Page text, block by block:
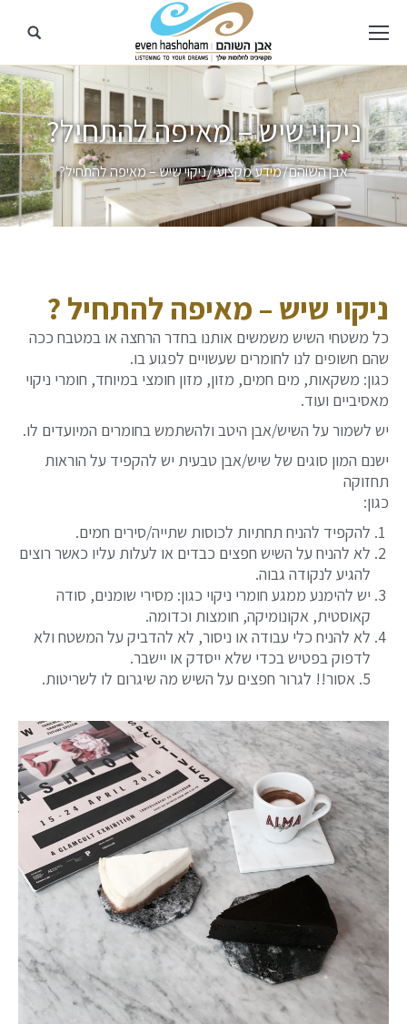
ניקוי שיש – מאיפה להתחיל?
מיקומך כאן אבן השוהם מידע מקצועי ניקוי שיש – מאיפה להתחיל?
ניקוי שיש – מאיפה להתחיל ?
כל משטחי השיש משמשים אותנו בחדר הרחצה או במטבח ככה
שהם חשופים לנו לחומרים שעשויים לפגוע בו.
כגון: משקאות, מים חמים, מזון, מזון חומצי במיוחד, חומרי ניקוי
מאסיביים ועוד.
יש לשמור על השיש/אבן היטב ולהשתמש בחומרים המיועדים לו.
ישנם המון סוגים של שיש/אבן טבעית יש להקפיד על הוראות
תחזוקה
כגון:
להקפיד להניח תחתיות לכוסות שתייה/סירים חמים.
לא להניח על השיש חפצים כבדים או לעלות עליו כאשר רוצים
להגיע לנקודה גבוה.
יש להימנע ממגע חומרי ניקוי כגון: מסירי שומנים, סודה
קאוסטית, אקונומיקה, חומצות וכדומה.
לא להניח כלי עבודה או ניסור, לא להדביק על המשטח ולא
לדפוק בפטיש בכדי שלא ייסדק או יישבר.
5. אסור!! לגרור חפצים על השיש מה שיגרום לו לשריטות.